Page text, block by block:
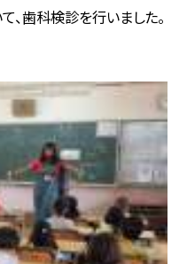
歯科検診を行いました。